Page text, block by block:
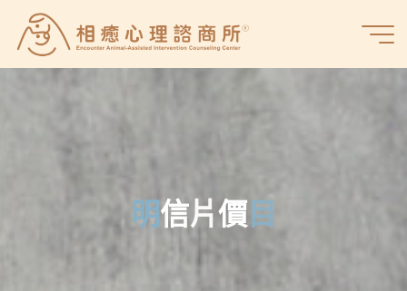
content
癒
明信片價目
目